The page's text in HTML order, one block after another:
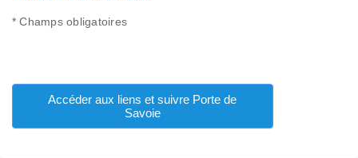
* Champs obligatoires
Accéder aux liens et suivre Porte de
Savoie